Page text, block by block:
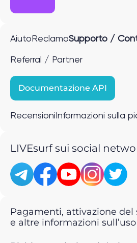
Aiuto ReclamoSupporto /
Referral / Partner
Documentazione API
Recensioni Informazioni sulla
LIVEsurf sui social
Pagamenti, attivazione del
e altre informazioni